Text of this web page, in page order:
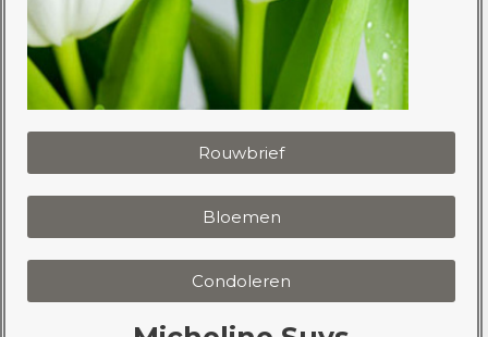
Rouwbrief
Bloemen
Condoleren